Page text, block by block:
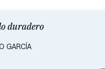
duradero
GARCÍA